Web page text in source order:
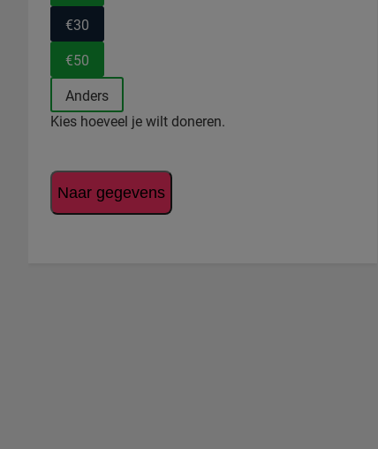
€30
€50
Anders
Kies hoeveel je wilt doneren.
Naar gegevens